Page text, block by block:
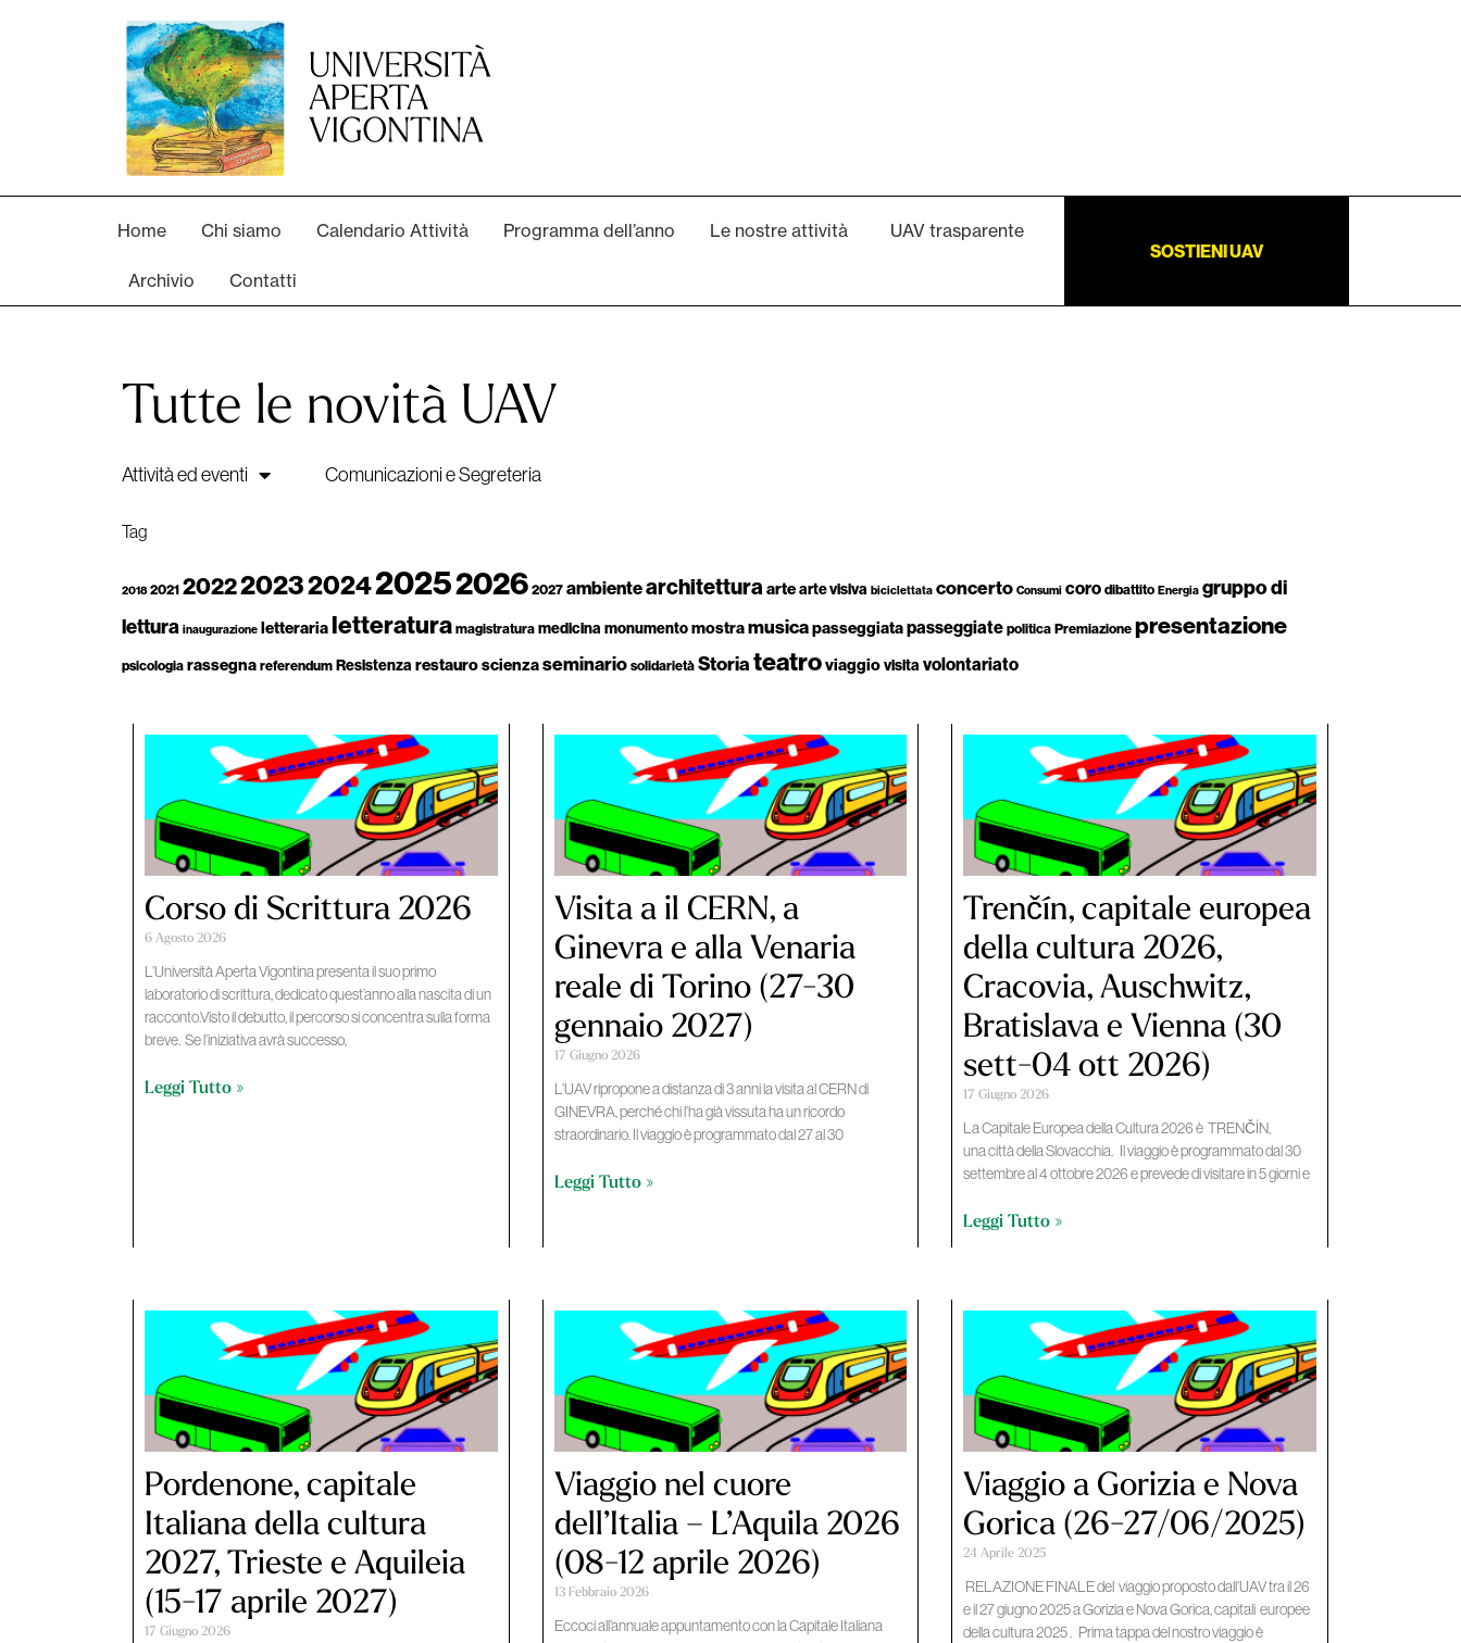
Home Chi siamo Calendario Attività Programma dell’anno Le nostre attività UAV trasparente
Archivio Contatti
SOSTIENI UAV
Tutte le novità UAV
Attività ed eventi Comunicazioni e Segreteria
Tag
2018 2021202220232024202520262027ambientearchitetturaartearte visiva biciclettata concerto Consumi corodibattito Energia gruppo di
lettura inaugurazione letterarialetteraturamagistraturamedicina monumentomostramusicapasseggiatapasseggiatepoliticaPremiazionepresentazione
psicologiarassegnareferendumResistenza restauroscienzaseminariosolidarietàStoriateatroviaggiovisita volontariato
Corso di Scrittura 2026
6 Agosto 2026
L’Università Aperta Vigontina presenta il suo primo
laboratorio di scrittura, dedicato quest’anno alla nascita di un
racconto.Visto il debutto, il percorso si concentra sulla forma
breve. Se l’iniziativa avrà successo,
Leggi Tutto »
Visita a il CERN, a
Ginevra e alla Venaria
reale di Torino (27-30
gennaio 2027)
17 Giugno 2026
L’UAV ripropone a distanza di 3 anni la visita al CERN di
GINEVRA, perché chi l’ha già vissuta ha un ricordo
straordinario. Il viaggio è programmato dal 27 al 30
Leggi Tutto »
Trenčín, capitale europea
della cultura 2026,
Cracovia, Auschwitz,
Bratislava e Vienna (30
sett-04 ott 2026)
17 Giugno 2026
La Capitale Europea della Cultura 2026 è TRENČÍN,
una città della Slovacchia. Il viaggio è programmato dal 30
settembre al 4 ottobre 2026 e prevede di visitare in 5 giorni e
Leggi Tutto »
Pordenone, capitale
Italiana della cultura
2027, Trieste e Aquileia
(15-17 aprile 2027)
17 Giugno 2026
Viaggio nel cuore
dell’Italia – L’Aquila 2026
(08-12 aprile 2026)
13 Febbraio 2026
Eccoci all’annuale appuntamento con la Capitale Italiana
Viaggio a Gorizia e Nova
Gorica (26-27/06/2025)
24 Aprile 2025
RELAZIONE FINALE del viaggio proposto dall’UAV tra il 26
e il 27 giugno 2025 a Gorizia e Nova Gorica, capitali europee
della cultura 2025 . Prima tappa del nostro viaggio è